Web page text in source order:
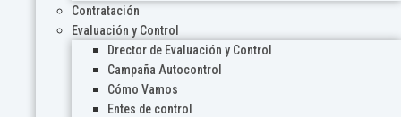
Contratación
Evaluación y Control
Drector de Evaluación y Control
Campaña Autocontrol
Cómo Vamos
Entes de control